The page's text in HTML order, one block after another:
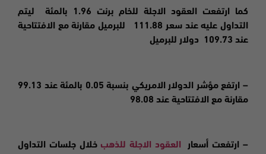
كما ارتفعت العقود الاجلة للخام برنت 1.96 بالمئة ليتم
التداول عليه عند سعر 111.88 للبرميل مقارنة مع الافتتاحية
عند 109.73 دولار للبرميل
– ارتفع مؤشر الدولار الامريكي بنسبة 0.05 بالمئة عند 99.13
مقارنة مع الافتتاحية عند 98.08
– ارتفعت أسعار العقود الاجلة للذهب خلال جلسات التداول